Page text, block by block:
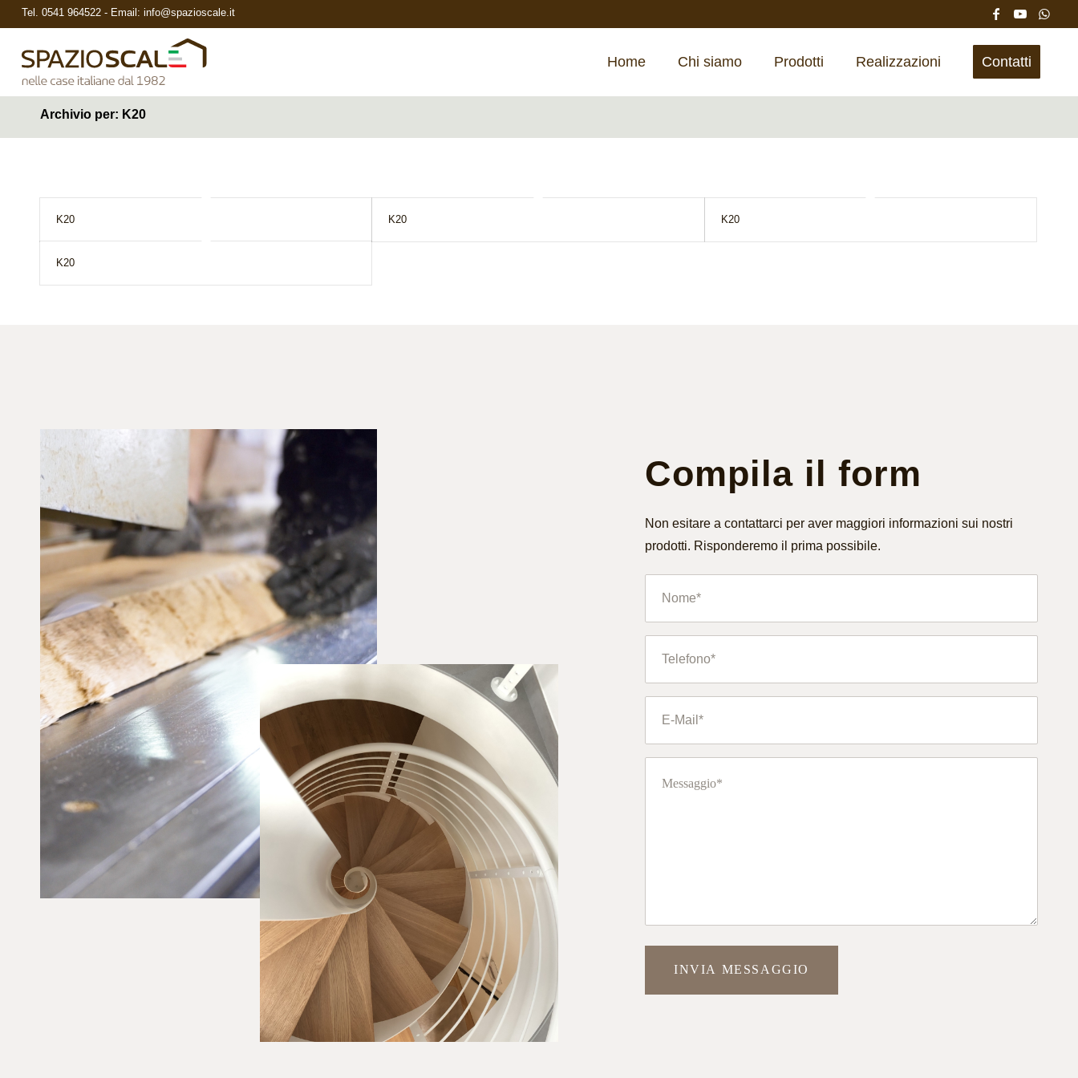
Tel. 0541 964522 - Email: info@spazioscale.it
Home Chi siamo Prodotti Realizzazioni Contatti
Archivio per: K20
K20 K20 K20
K20
Compila il form
Non esitare a contattarci per aver maggiori informazioni sui nostri
prodotti. Risponderemo il prima possibile.